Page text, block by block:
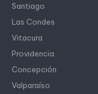
Santiago
Las Condes
Vitacura
Providencia
Concepción
Valparaíso